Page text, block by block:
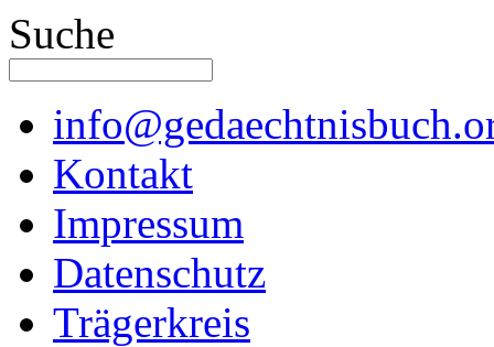
Suche
Kontakt
Impressum
Datenschutz
Trägerkreis